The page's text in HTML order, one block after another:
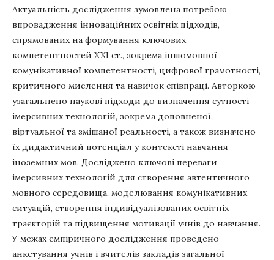
Актуальність дослідження зумовлена потребою
впровадження інноваційних освітніх підходів,
спрямованих на формування ключових
компетентностей XXI ст., зокрема іншомовної
комунікативної компетентності, цифрової грамотності,
критичного мислення та навичок співпраці. Авторкою
узагальнено наукові підходи до визначення сутності
імерсивних технологій, зокрема доповненої,
віртуальної та змішаної реальності, а також визначено
їх дидактичний потенціал у контексті навчання
іноземних мов. Досліджено ключові переваги
імерсивних технологій для створення автентичного
мовного середовища, моделювання комунікативних
ситуацій, створення індивідуалізованих освітніх
траєкторій та підвищення мотивації учнів до навчання.
У межах емпіричного дослідження проведено
анкетування учнів і вчителів закладів загальної